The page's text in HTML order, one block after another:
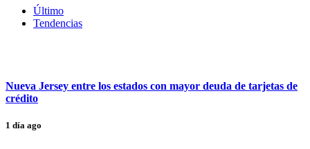
Último
Tendencias
Nueva Jersey entre los estados con mayor deuda de tarjetas de
crédito
1 día ago